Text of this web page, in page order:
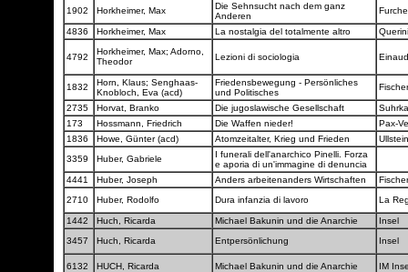
1902
Horkheimer, Max
Die Sehnsucht nach dem ganz
Anderen
4836 Horkheimer, Max La nostalgia del totalmente altro
4792
Horkheimer, Max; Adorno,
Theodor
Lezioni di sociologia
1832
Horn, Klaus; Senghaas-
Knobloch, Eva (acd)
Friedensbewegung - Persönliches
und Politisches
2735 Horvat, Branko Die jugoslawische Gesellschaft
173
Hossmann, Friedrich Die Waffen nieder!
Pax-
1836
Howe, Günter (acd) Atomzeitalter, Krieg und Frieden
3359
Huber, Gabriele
I funerali dell'anarchico Pinelli. Forza
e aporia di un'immagine di denuncia
4441
Huber, Joseph Anders arbeitenanders Wirtschaften
2710
Huber, Rodolfo Dura infanzia di lavoro La
1442 Huch, Ricarda Michael Bakunin und die Anarchie
Insel
3457
Huch, Ricarda Entpersönlichung Insel
6132 HUCH, Ricarda Michael Bakunin und die Anarchie IM